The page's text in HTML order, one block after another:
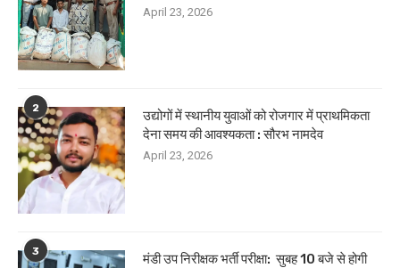
April 23, 2026
2
उद्योगों में स्थानीय युवाओं को रोजगार में प्राथमिकता
देना समय की आवश्यकता : सौरभ नामदेव
April 23, 2026
3
मंडी उप निरीक्षक भर्ती परीक्षा: सुबह 10 बजे से होगी